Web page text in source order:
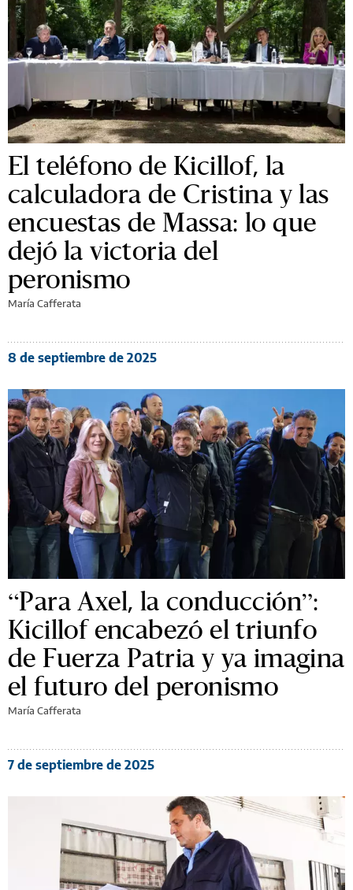
El teléfono de Kicillof, la
calculadora de Cristina y las
encuestas de Massa: lo que
dejó la victoria del
peronismo
María Cafferata
8 de septiembre de 2025
“Para Axel, la conducción”:
Kicillof encabezó el triunfo
de Fuerza Patria y ya imagina
el futuro del peronismo
María Cafferata
7 de septiembre de 2025